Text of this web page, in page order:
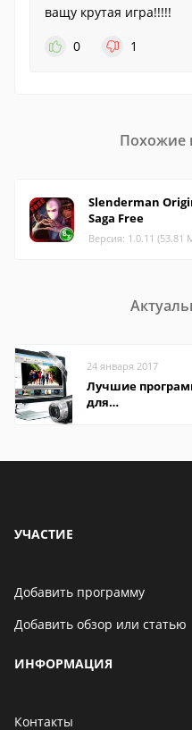
ващу крутая игра!!!!!
0
1
Похожие
Slenderman
Saga Free
Версия: 1.0.11 (53.81
24 января 2017
Лучшие
для
УЧАСТИЕ
Добавить программу
Добавить обзор или статью
ИНФОРМАЦИЯ
Контакты